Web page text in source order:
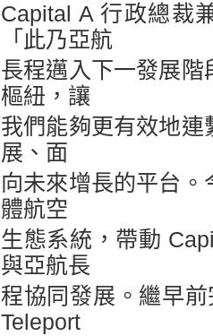
Capital A 行政總裁
「此乃亞航
長程邁入下一發展
樞紐，讓
我們能夠更有效地
展、面
向未來增長的平台
體航空
生態系統，帶動
與亞航長
程協同發展。繼早
Teleport